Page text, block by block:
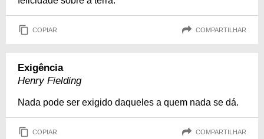
COPIAR COMPARTILHAR
Exigência
Henry Fielding
Nada pode ser exigido daqueles a quem nada se dá.
COPIAR COMPARTILHAR